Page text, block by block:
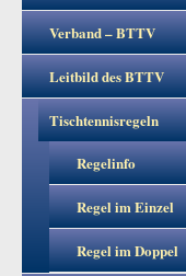
Verband – BTTV
Leitbild des BTTV
Tischtennisregeln
Regelinfo
Regel im Einzel
Regel im Doppel